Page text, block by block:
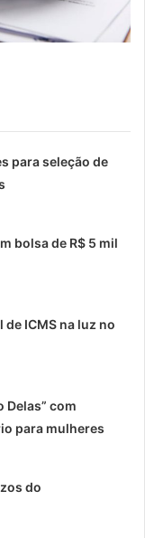
para seleção de
bolsa de R$ 5 mil
ICMS na luz no
Delas” com
para mulheres
do